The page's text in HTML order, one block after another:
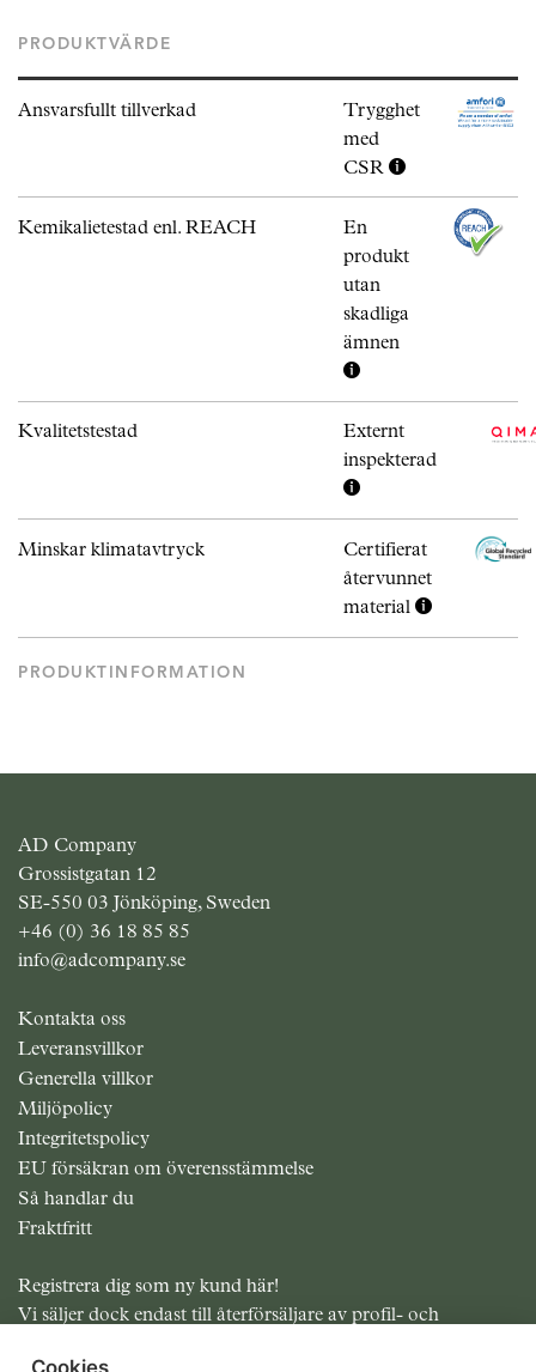
PRODUKTVÄRDE
Ansvarsfullt tillverkad
Trygghet
med
CSR
Kemikalietestad enl. REACH
En
produkt
utan
skadliga
ämnen
Kvalitetstestad
Externt
inspekterad
Minskar klimatavtryck
Certifierat
återvunnet
material
PRODUKTINFORMATION
AD Company
Grossistgatan 12
SE-550 03 Jönköping, Sweden
+46 (0) 36 18 85 85
info@adcompany.se
Kontakta oss
Leveransvillkor
Generella villkor
Miljöpolicy
Integritetspolicy
EU försäkran om överensstämmelse
Så handlar du
Fraktfritt
Registrera dig som ny kund här!
Vi säljer dock endast till återförsäljare av profil- och
Cookies